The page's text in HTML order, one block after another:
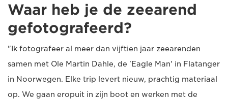
Waar heb je de zeearend
gefotografeerd?
"Ik fotografeer al meer dan vijftien jaar zeearenden
samen met Ole Martin Dahle, de 'Eagle Man' in Flatanger
in Noorwegen. Elke trip levert nieuw, prachtig materiaal
op. We gaan eropuit in zijn boot en werken met de